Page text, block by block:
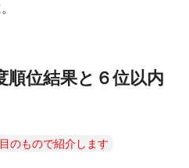
順位結果と６位以内
のもので紹介します